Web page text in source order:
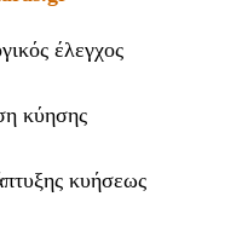
έλεγχος
κύησης
κυήσεως